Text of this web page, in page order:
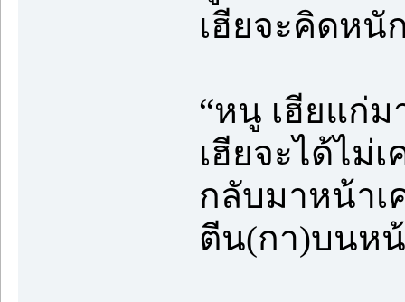
เฮียจะคิดห
“หนู เฮียแก่ม
เฮียจะได้ไม่
กลับมาหน้าเ
ตีน(กา)บนห